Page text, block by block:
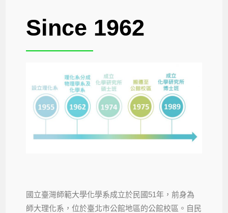
Since 1962
國立臺灣師範大學化學系成立於民國51年，前身為
師大理化系，位於臺北市公館地區的公館校區。自民